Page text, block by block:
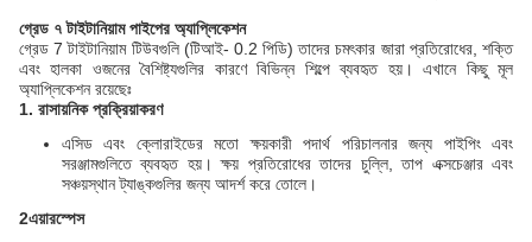
গ্রেড ৭ টাইটানিয়াম পাইপের অ্যাপ্লিকেশন
গ্রেড 7 টাইটানিয়াম টিউবগুলি (টিআই- 0.2 পিডি) তাদের চমৎকার জারা প্রতিরোধের, শক্তি
এবং হালকা ওজনের বৈশিষ্ট্যগুলির কারণে বিভিন্ন শিল্পে ব্যবহৃত হয়। এখানে কিছু মূল
অ্যাপ্লিকেশন রয়েছেঃ
1. রাসায়নিক প্রক্রিয়াকরণ
এসিড এবং ক্লোরাইডের মতো ক্ষয়কারী পদার্থ পরিচালনার জন্য পাইপিং এবং
সরঞ্জামগুলিতে ব্যবহৃত হয়। ক্ষয় প্রতিরোধের তাদের চুল্লি, তাপ এক্সচেঞ্জার এবং
সঞ্চয়স্থান ট্যাঙ্কগুলির জন্য আদর্শ করে তোলে।
2এয়ারস্পেস